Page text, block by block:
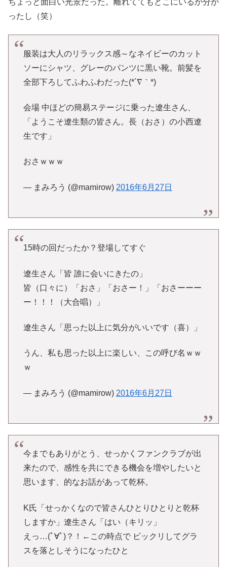
ったし（笑）
服装は大人のリラックス感～なネイビーのカット
ソーにシャツ、グレーのパンツに黒い靴。前髪を
全部下ろしてふわふわだった(*´∇｀*)
会場 中ほどの簡易ステージに乗った遼生さん、
「ようこそ遼生類の皆さん。長（おさ）の小西遼
生です」
おさｗｗｗ
— まみろう (@mamirow) 2016年6月27日
15時の回だったか？登場してすぐ
遼生さん「皆 誰に会いにきたの」
皆（口々に）「おさ」「おさー！」「おさーーー
ー！！！（大合唱）」
遼生さん「思った以上に気分がいいです（喜）」
うん、私も思った以上に楽しい、この呼び名ｗｗ
ｗ
— まみろう (@mamirow) 2016年6月27日
今までもありがとう、せっかくファンクラブが出
来たので、感性を共にできる機会を増やしたいと
思います、的なお話があって乾杯。
K氏「せっかくなので皆さんひとりひとりと乾杯
しますか」遼生さん「はい（キリッ」
えっ…(ﾟ∀ﾟ)？！←この時点で ビックリしてグラ
スを落としそうになったひと